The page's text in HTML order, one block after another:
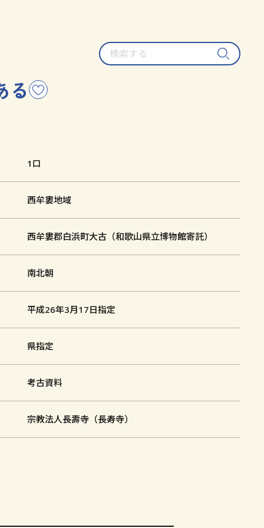
検
索
る こ
の
を
気
に
入
に
追
加
1口
西牟婁地域
西牟婁郡白浜町大古（和歌山県立博物館寄託）
南北朝
平成26年3月17日指定
県指定
考古資料
宗教法人長壽寺（長寿寺）